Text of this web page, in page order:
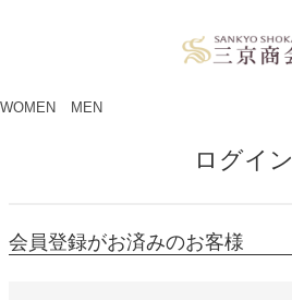
WOMEN MEN
ログイン
会員登録がお済みのお客様